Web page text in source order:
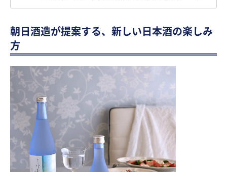
朝日酒造が提案する、新しい日本酒の楽しみ
方